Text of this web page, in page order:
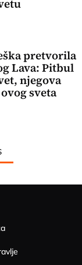
pretvorila
Lava: Pitbul
njegova
sveta